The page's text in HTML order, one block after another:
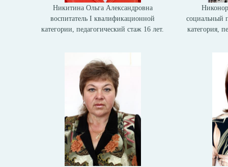
Никитина Ольга Александровна
воспитатель I квалификационной
категории, педагогический стаж 16 лет.
социальный
категория,